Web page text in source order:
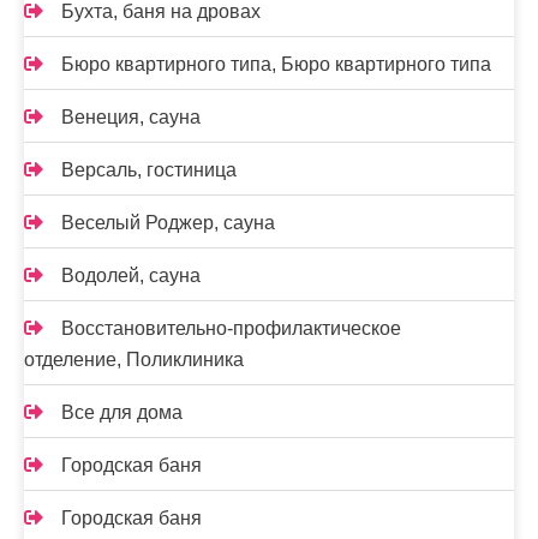
Бухта, баня на дровах
Бюро квартирного типа, Бюро квартирного типа
Венеция, сауна
Версаль, гостиница
Веселый Роджер, сауна
Водолей, сауна
Восстановительно-профилактическое
отделение, Поликлиника
Все для дома
Городская баня
Городская баня